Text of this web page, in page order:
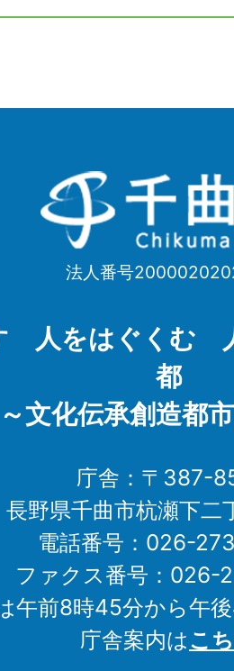
千
曲
Chikuma
法人番号
人をはぐくむ
都
～文化伝承創造都
庁舎：〒387-
長野県千曲市杭瀬下二
電話番号：026-
ファクス番号：026-
午前8時45分から午
庁舎案内はこ